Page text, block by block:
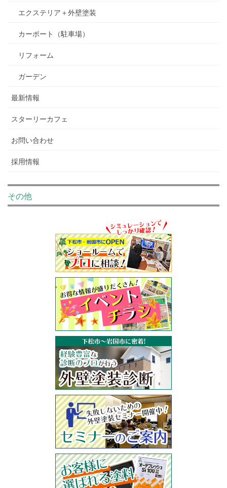
エクステリア＋外壁塗装
カーポート（駐車場）
リフォーム
ガーデン
最新情報
スターリーカフェ
お問い合わせ
採用情報
その他